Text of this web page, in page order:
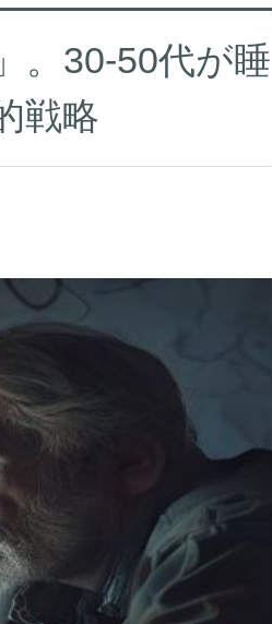
。30-50代が睡
戦略